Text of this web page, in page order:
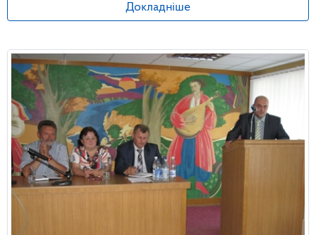
Докладніше